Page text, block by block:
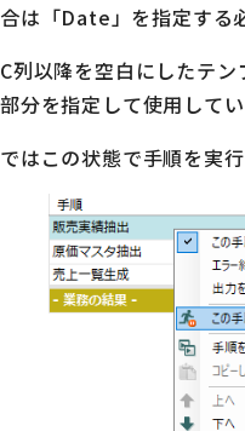
合は「Date」を指定する
C列以降を空白にしたテ
部分を指定して使用してい
ではこの状態で手順を実行